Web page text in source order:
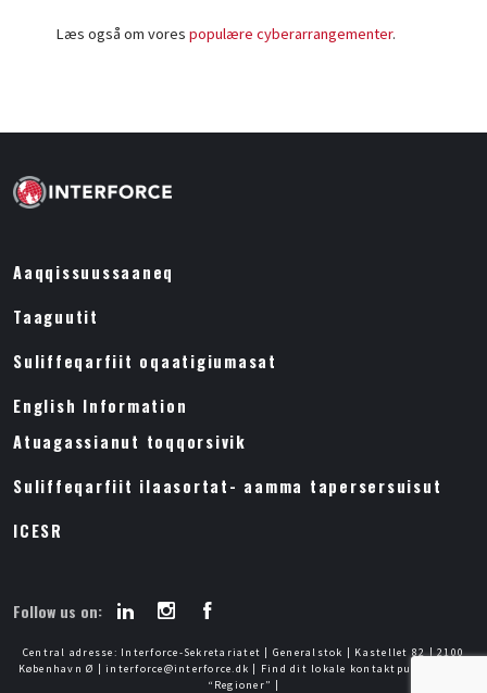
Læs også om vores populære cyberarrangementer.
Aaqqissuussaaneq
Taaguutit
Suliffeqarfiit oqaatigiumasat
English Information
Atuagassianut toqqorsivik
Suliffeqarfiit ilaasortat- aamma tapersersuisut
ICESR
Follow us on:
Central adresse: Interforce-Sekretariatet | Generalstok | Kastellet 82 | 2100
København Ø | interforce@interforce.dk | Find dit lokale kontaktpunkt under
“Regioner” |